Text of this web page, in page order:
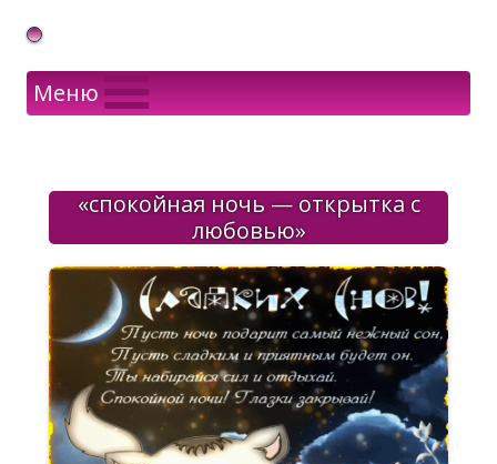
Gif Открытки в подарок
Меню
«спокойная ночь — открытка с
любовью»